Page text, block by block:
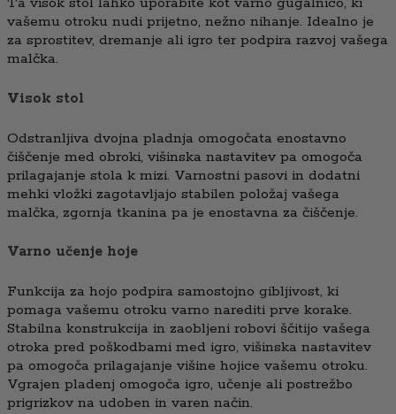
vašemu otroku nudi prijetno, nežno nihanje. Idealno je
za sprostitev, dremanje ali igro ter podpira razvoj vašega
malčka.
Visok stol
Odstranljiva dvojna pladnja omogočata enostavno
čiščenje med obroki, višinska nastavitev pa omogoča
prilagajanje stola k mizi. Varnostni pasovi in dodatni
mehki vložki zagotavljajo stabilen položaj vašega
malčka, zgornja tkanina pa je enostavna za čiščenje.
Varno učenje hoje
Funkcija za hojo podpira samostojno gibljivost, ki
pomaga vašemu otroku varno narediti prve korake.
Stabilna konstrukcija in zaobljeni robovi ščitijo vašega
otroka pred poškodbami med igro, višinska nastavitev
pa omogoča prilagajanje višine hojice vašemu otroku.
Vgrajen pladenj omogoča igro, učenje ali postrežbo
prigrizkov na udoben in varen način.